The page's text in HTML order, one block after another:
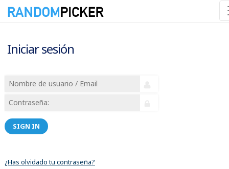
Iniciar sesión
SIGN IN
¿Has olvidado tu contraseña?